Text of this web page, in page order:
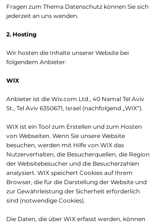
Fragen zum Thema Datenschutz können Sie sich
jederzeit an uns wenden.
2. Hosting
Wir hosten die Inhalte unserer Website bei
folgendem Anbieter:
WIX
Anbieter ist die Wix.com Ltd., 40 Namal Tel Aviv
St., Tel Aviv 6350671, Israel (nachfolgend „WIX“).
WIX ist ein Tool zum Erstellen und zum Hosten
von Webseiten. Wenn Sie unsere Website
besuchen, werden mit Hilfe von WIX das
Nutzerverhalten, die Besucherquellen, die Region
der Websitebesucher und die Besucherzahlen
analysiert. WIX speichert Cookies auf Ihrem
Browser, die für die Darstellung der Website und
zur Gewährleistung der Sicherheit erforderlich
sind (notwendige Cookies).
Die Daten, die über WIX erfasst werden, können